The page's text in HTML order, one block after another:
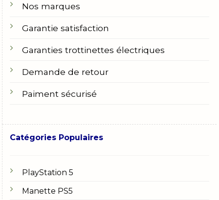
Nos marques
Garantie satisfaction
Garanties trottinettes électriques
Demande de retour
Paiment sécurisé
Catégories Populaires
PlayStation 5
Manette PS5